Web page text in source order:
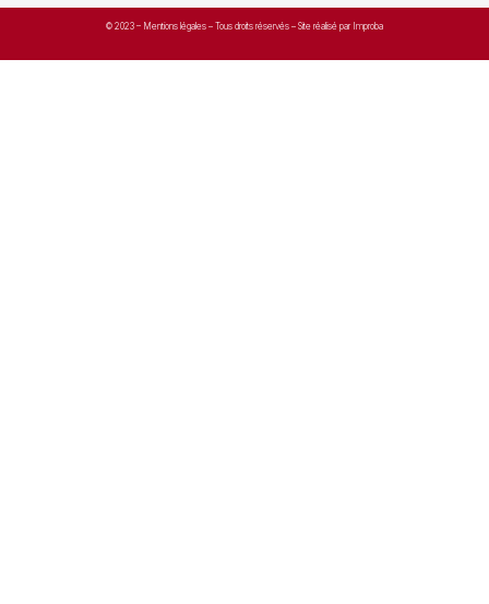
© 2023 – Mentions légales – Tous droits réservés – Site réalisé par Improba